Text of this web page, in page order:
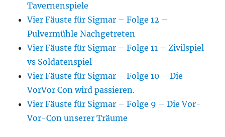
Tavernenspiele
Vier Fäuste für Sigmar – Folge 12 –
Pulvermühle Nachgetreten
Vier Fäuste für Sigmar – Folge 11 – Zivilspiel
vs Soldatenspiel
Vier Fäuste für Sigmar – Folge 10 – Die
VorVor Con wird passieren.
Vier Fäuste für Sigmar – Folge 9 – Die Vor-
Vor-Con unserer Träume